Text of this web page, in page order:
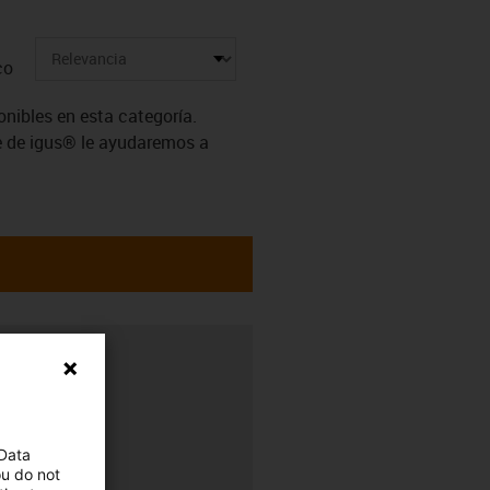
en esta categoría.
igus® le ayudaremos a
do not